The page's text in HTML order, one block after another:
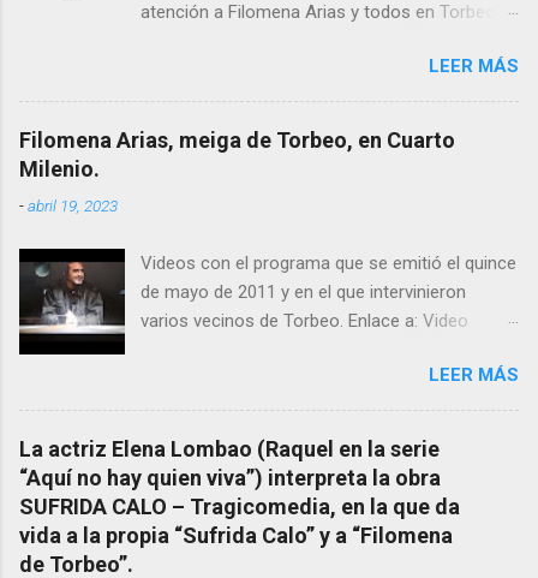
atención a Filomena Arias y todos en Torbeo
el pasado siglo tuvo esta “curandeira” por sus
“obras y milagros”, pero también como
excelente difusora del nombre de nuestro
pueblo, no en vano es reconocida por muchos
mención a ANTON PATIÑO REGUEIRA (ya
fallecido) cuyo empeño por estudiar y dar a
conocer a esta “sabia” y por ende a Torbeo no
También reproducimos integro el articulo que
en el año 2000 publico Ángel Arnaiz recogiendo
información de primera mano que le
suministraron David (nieto de Filomena) y
algunos vecinos mas del pueblo.
Dejamos para otro momento la ...
LEER MÁS
Filomena Arias, meiga de Torbeo, en Cuarto
Milenio.
-abril 19, 2023
Videos con el programa que se emitió el quince
de mayo de 2011 y en el que intervinieron
varios vecinos de Torbeo. Enlace a: Video
completo emitido en CUARTO MILENIO En
Facebook otra copia con mejor resolución:
Facebook CUARTO MILENIO - Filomena Arias.
LEER MÁS
La actriz Elena Lombao (Raquel en la serie
“Aquí no hay quien viva”) interpreta la obra
SUFRIDA CALO – Tragicomedia, en la que da
vida a la propia “Sufrida Calo” y a “Filomena
de Torbeo”.